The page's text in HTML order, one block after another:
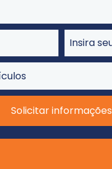
Solicitar informações